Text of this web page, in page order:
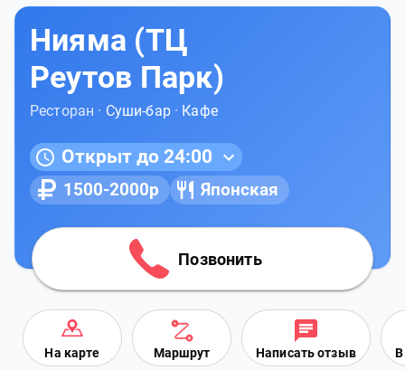
Нияма (ТЦ
Реутов Парк)
Ресторан · Суши-бар· Кафе
Открыт до 24:00
1500-2000р Японская
Позвонить
На карте Маршрут Написать отзыв В